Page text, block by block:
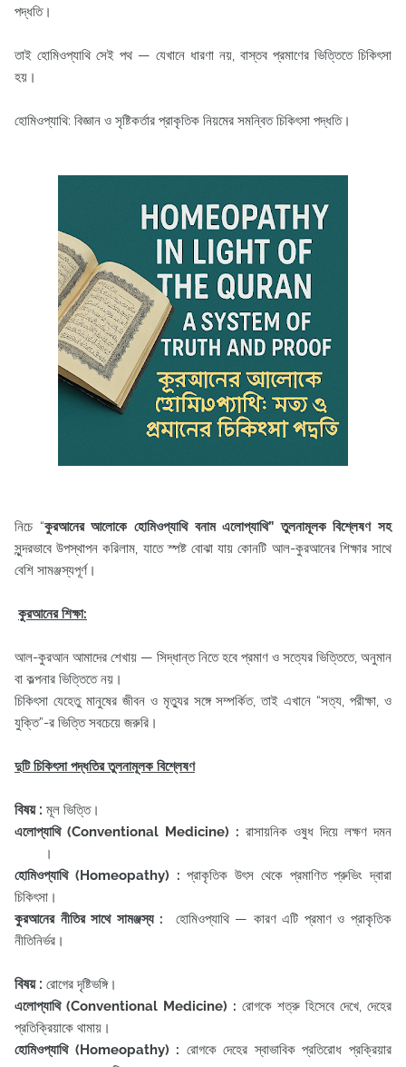
পদ্ধতি।
তাই হোমিওপ্যাথি সেই পথ — যেখানে ধারণা নয়, বাস্তব প্রমাণের ভিত্তিতে চিকিৎসা
হয়।
হোমিওপ্যাথি: বিজ্ঞান ও সৃষ্টিকর্তার প্রাকৃতিক নিয়মের সমন্বিত চিকিৎসা পদ্ধতি।
নিচে “কুরআনের আলোকে হোমিওপ্যাথি বনাম এলোপ্যাথি” তুলনামূলক বিশ্লেষণ সহ
সুন্দরভাবে উপস্থাপন করিলাম, যাতে স্পষ্ট বোঝা যায় কোনটি আল-কুরআনের শিক্ষার সাথে
বেশি সামঞ্জস্যপূর্ণ।
কুরআনের শিক্ষা:
আল-কুরআন আমাদের শেখায় — সিদ্ধান্ত নিতে হবে প্রমাণ ও সত্যের ভিত্তিতে, অনুমান
বা কল্পনার ভিত্তিতে নয়।
চিকিৎসা যেহেতু মানুষের জীবন ও মৃত্যুর সঙ্গে সম্পর্কিত, তাই এখানে “সত্য, পরীক্ষা, ও
যুক্তি”-র ভিত্তি সবচেয়ে জরুরি।
দুটি চিকিৎসা পদ্ধতির তুলনামূলক বিশ্লেষণ
বিষয় : মূল ভিত্তি।
এলোপ্যাথি (Conventional Medicine) : রাসায়নিক ওষুধ দিয়ে লক্ষণ দমন
।
হোমিওপ্যাথি (Homeopathy) : প্রাকৃতিক উৎস থেকে প্রমাণিত প্রুভিং দ্বারা
চিকিৎসা।
কুরআনের নীতির সাথে সামঞ্জস্য : হোমিওপ্যাথি — কারণ এটি প্রমাণ ও প্রাকৃতিক
নীতিনির্ভর।
বিষয় : রোগের দৃষ্টিভঙ্গি।
এলোপ্যাথি (Conventional Medicine) : রোগকে শত্রু হিসেবে দেখে, দেহের
প্রতিক্রিয়াকে থামায়।
হোমিওপ্যাথি (Homeopathy) : রোগকে দেহের স্বাভাবিক প্রতিরোধ প্রক্রিয়ার